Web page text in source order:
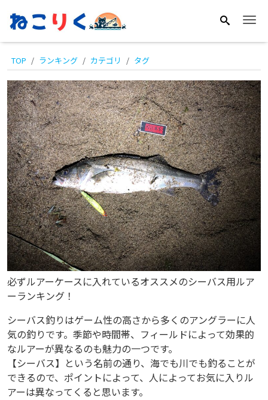
必
ず
ル
ア
ー
ケ
ー
ス
に
入
れ
て
い
る
オ
ス
ス
メ
の
TOP ランキング カテゴリ タグ
必ずルアーケースに入れているオススメのシーバス用ルア
ーランキング！
シーバス釣りはゲーム性の高さから多くのアングラーに人
気の釣りです。季節や時間帯、フィールドによって効果的
なルアーが異なるのも魅力の一つです。
【シーバス】という名前の通り、海でも川でも釣ることが
できるので、ポイントによって、人によってお気に入りル
アーは異なってくると思います。